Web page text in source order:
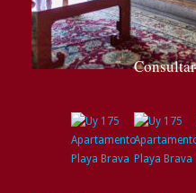
Consultar